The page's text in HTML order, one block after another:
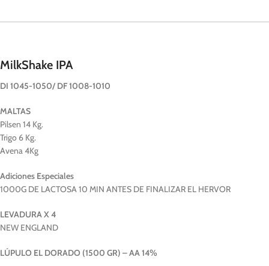
MilkShake IPA
DI 1045-1050/ DF 1008-1010
MALTAS
Pilsen 14 Kg.
Trigo 6 Kg.
Avena 4Kg
Adiciones Especiales
1000G DE LACTOSA 10 MIN ANTES DE FINALIZAR EL HERVOR
LEVADURA X 4
NEW ENGLAND
LÚPULO EL DORADO (1500 GR) – AA 14%